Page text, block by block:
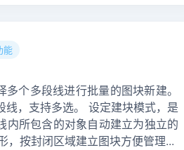
能
个多段线进行批量的图块新建。
，支持多选。 设定建块模式，是
内所包含的对象自动建立为独立的
，按封闭区域建立图块方便管理...